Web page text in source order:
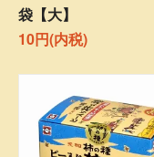
袋【大】
10円(内税)